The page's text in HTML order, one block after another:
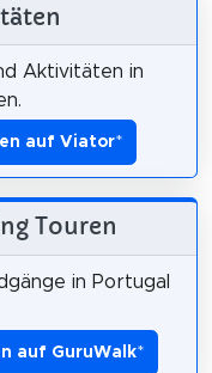
Aktivitäten in
auf Viator*
Touren
in Portugal
auf GuruWalk*